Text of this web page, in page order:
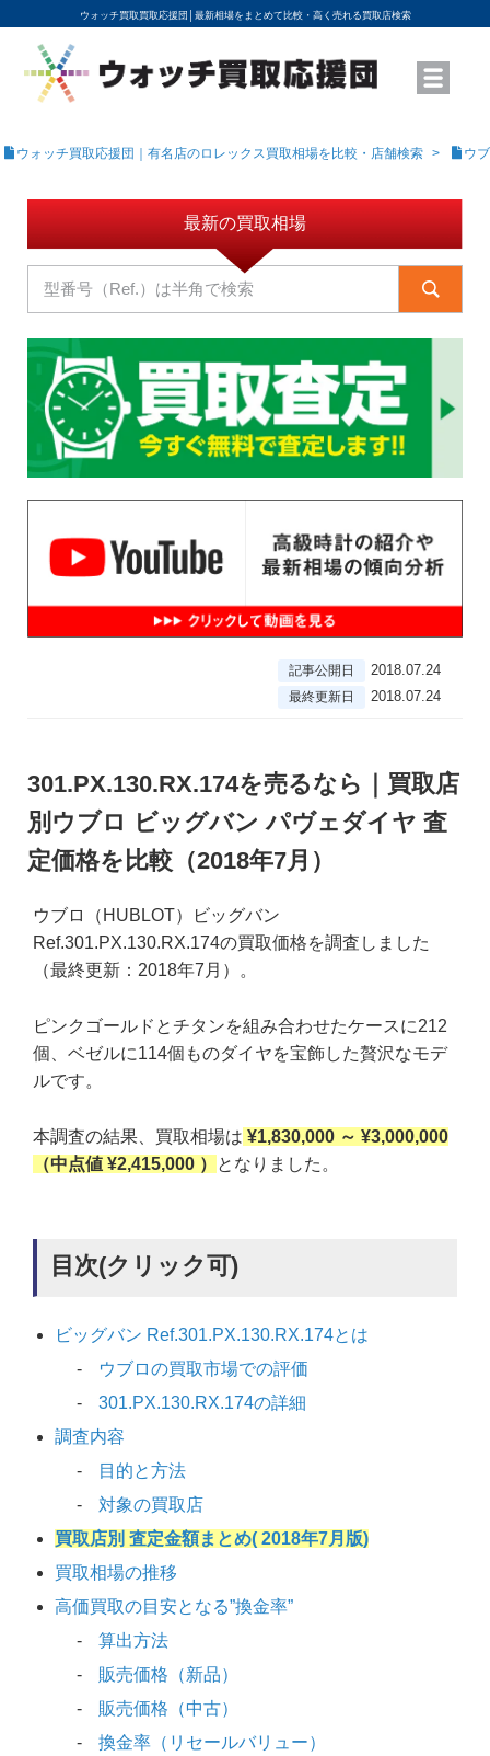
ウォッチ買取買取応援団│ 最新相場をまとめて比較・高く売れる買取店検索
YouTubeで動画を公開中
ROLEXモデル名から買取相場を調べる
高級時計ブランド名から買取相場を調べる
地域から買取店を探す
店舗名から買取店を探す
ブランド時計を高く売る方法
買取査定を依頼する
ウォッチ買取応援団｜有名店のロレックス買取相場を比較・店舗検索 ウ
最新の買取相場
記事公開日 2018.07.24
最終更新日 2018.07.24
301.PX.130.RX.174を売るなら｜買取店
別ウブロ ビッグバン パヴェダイヤ 査
定価格を比較（2018年7月）
ウブロ（HUBLOT）ビッグバン
Ref.301.PX.130.RX.174の買取価格を調査しました
（最終更新：2018年7月）。
ピンクゴールドとチタンを組み合わせたケースに212
個、ベゼルに114個ものダイヤを宝飾した贅沢なモデ
ルです。
本調査の結果、買取相場は ¥1,830,000 ～ ¥3,000,000
（中点値 ¥2,415,000 ）
となりました。
目次(クリック可)
ビッグバン Ref.301.PX.130.RX.174とは
ウブロの買取市場での評価
301.PX.130.RX.174の詳細
調査内容
目的と方法
対象の買取店
買取店別 査定金額まとめ( 2018年7月版)
買取相場の推移
高価買取の目安となる”換金率”
算出方法
販売価格（新品）
販売価格（中古）
換金率（リセールバリュー）